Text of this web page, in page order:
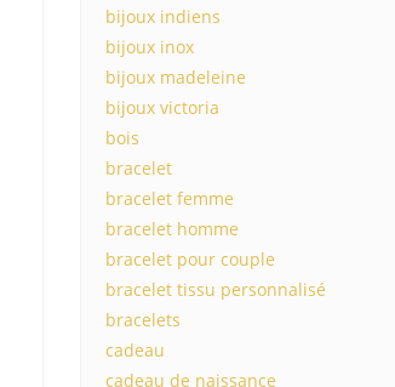
bijoux indiens
bijoux inox
bijoux madeleine
bijoux victoria
bois
bracelet
bracelet femme
bracelet homme
bracelet pour couple
bracelet tissu personnalisé
bracelets
cadeau
cadeau de naissance